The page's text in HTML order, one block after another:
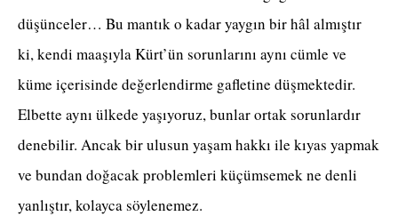
düşünceler… Bu mantık o kadar yaygın bir hâl almıştır
ki, kendi maaşıyla Kürt’ün sorunlarını aynı cümle ve
küme içerisinde değerlendirme gafletine düşmektedir.
Elbette aynı ülkede yaşıyoruz, bunlar ortak sorunlardır
denebilir. Ancak bir ulusun yaşam hakkı ile kıyas yapmak
ve bundan doğacak problemleri küçümsemek ne denli
yanlıştır, kolayca söylenemez.